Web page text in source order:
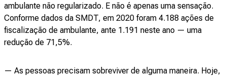
ambulante não regularizado. E não é apenas uma sensação.
Conforme dados da SMDT, em 2020 foram 4.188 ações de
fiscalização de ambulante, ante 1.191 neste ano — uma
redução de 71,5%.
— As pessoas precisam sobreviver de alguma maneira. Hoje,